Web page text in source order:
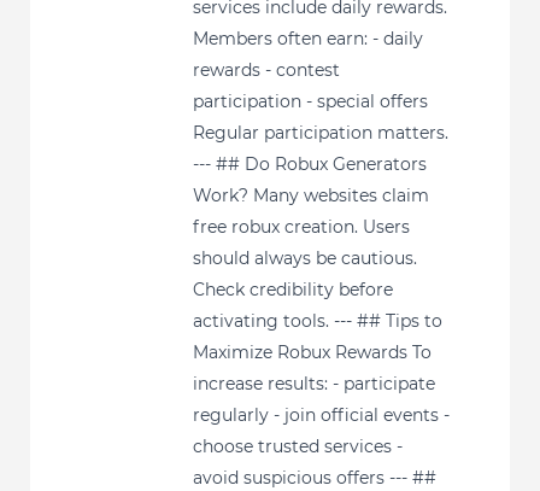
services include daily rewards.
Members often earn: - daily
rewards - contest
participation - special offers
Regular participation matters.
--- ## Do Robux Generators
Work? Many websites claim
free robux creation. Users
should always be cautious.
Check credibility before
activating tools. --- ## Tips to
Maximize Robux Rewards To
increase results: - participate
regularly - join official events -
choose trusted services -
avoid suspicious offers --- ##